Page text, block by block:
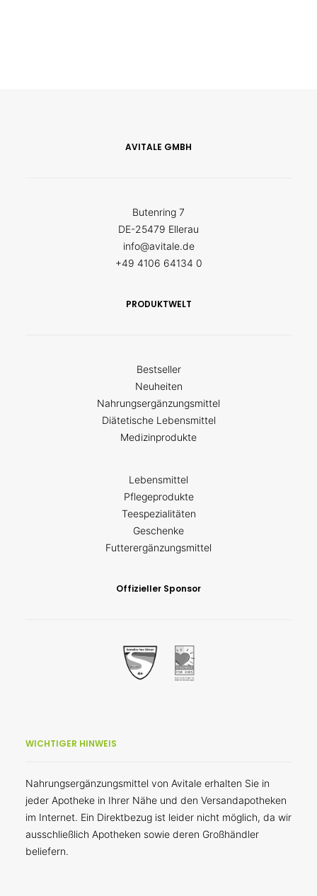
AVITALE GMBH
Butenring 7
DE-25479 Ellerau
info@avitale.de
+49 4106 64134 0
PRODUKTWELT
Bestseller
Neuheiten
Nahrungsergänzungsmittel
Diätetische Lebensmittel
Medizinprodukte
Lebensmittel
Pflegeprodukte
Teespezialitäten
Geschenke
Futterergänzungsmittel
Offizieller Sponsor
WICHTIGER HINWEIS
Nahrungsergänzungsmittel von Avitale erhalten Sie in
jeder Apotheke in Ihrer Nähe und den Versandapotheken
im Internet. Ein Direktbezug ist leider nicht möglich, da wir
ausschließlich Apotheken sowie deren Großhändler
beliefern.